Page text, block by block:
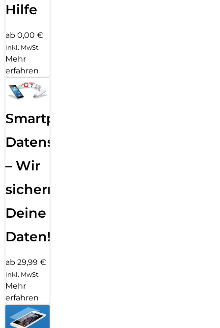
Hilfe
ab 0,00 €
inkl. MwSt.
Mehr
erfahren
Smartphone
Datensicherung
– Wir
sichern
Deine
Daten!
ab 29,99 €
inkl. MwSt.
Mehr
erfahren